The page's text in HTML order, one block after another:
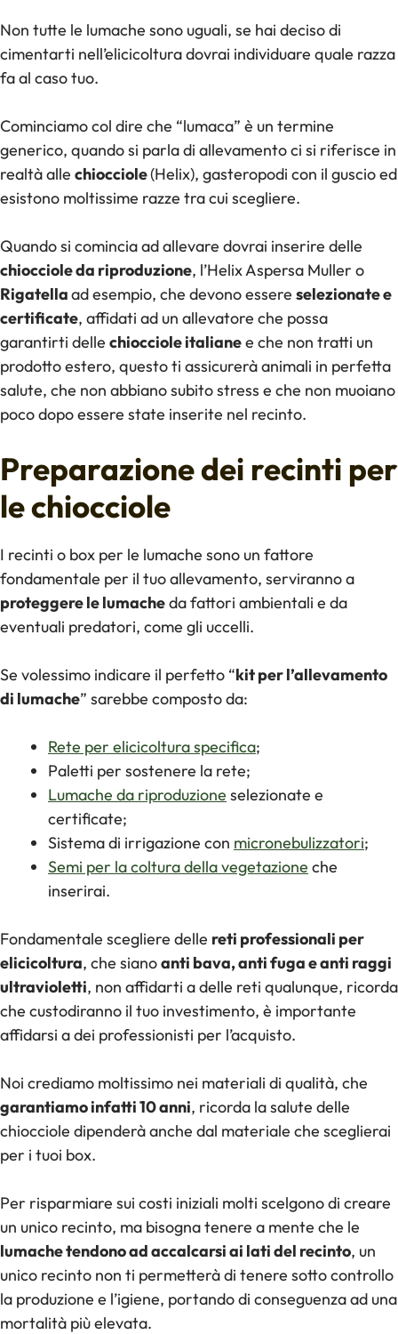
Non tutte le lumache sono uguali, se hai deciso di
cimentarti nell’elicicoltura dovrai individuare quale razza
fa al caso tuo.
Cominciamo col dire che “lumaca” è un termine
generico, quando si parla di allevamento ci si riferisce in
realtà alle chiocciole(Helix), gasteropodi con il guscio ed
esistono moltissime razze tra cui scegliere.
Quando si comincia ad allevare dovrai inserire delle
chiocciole da riproduzione, l’Helix Aspersa Muller o
Rigatellaad esempio, che devono essere selezionate e
certificate, affidati ad un allevatore che possa
garantirti delle chiocciole italianee che non tratti un
prodotto estero, questo ti assicurerà animali in perfetta
salute, che non abbiano subito stress e che non muoiano
poco dopo essere state inserite nel recinto.
Preparazione dei recinti per
le chiocciole
I recinti o box per le lumache sono un fattore
fondamentale per il tuo allevamento, serviranno a
proteggere le lumacheda fattori ambientali e da
eventuali predatori, come gli uccelli.
Se volessimo indicare il perfetto “kit per l’allevamento
di lumache” sarebbe composto da:
Rete per elicicoltura specifica;
Paletti per sostenere la rete;
Lumache da riproduzione selezionate e
certificate;
Sistema di irrigazione con micronebulizzatori;
Semi per la coltura della vegetazione che
inserirai.
Fondamentale scegliere delle reti professionali per
elicicoltura, che sianoanti bava, anti fuga e anti raggi
ultravioletti, non affidarti a delle reti qualunque, ricorda
che custodiranno il tuo investimento, è importante
affidarsi a dei professionisti per l’acquisto.
Noi crediamo moltissimo nei materiali di qualità, che
garantiamo infatti 10 anni, ricorda la salute delle
chiocciole dipenderà anche dal materiale che sceglierai
per i tuoi box.
Per risparmiare sui costi iniziali molti scelgono di creare
un unico recinto, ma bisogna tenere a mente che le
lumache tendono ad accalcarsi ai lati del recinto, un
unico recinto non ti permetterà di tenere sotto controllo
la produzione e l’igiene, portando di conseguenza ad una
mortalità più elevata.